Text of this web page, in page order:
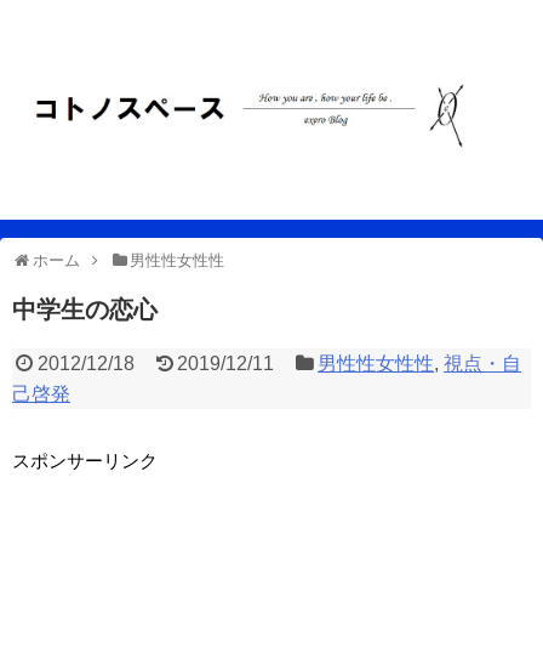
ホーム 男性性女性性
中学生の恋心
2012/12/18 2019/12/11 男性性女性性,視点・自
己啓発
スポンサーリンク